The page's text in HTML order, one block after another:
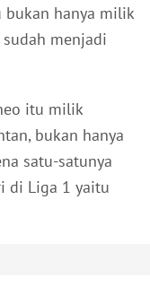
bukan hanya milik
menjadi
itu milik
bukan hanya
satu-satunya
di Liga 1 yaitu